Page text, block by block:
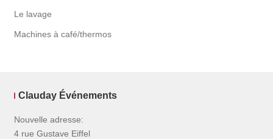
Le lavage
Machines à café/thermos
Clauday Événements
Nouvelle adresse:
4 rue Gustave Eiffel